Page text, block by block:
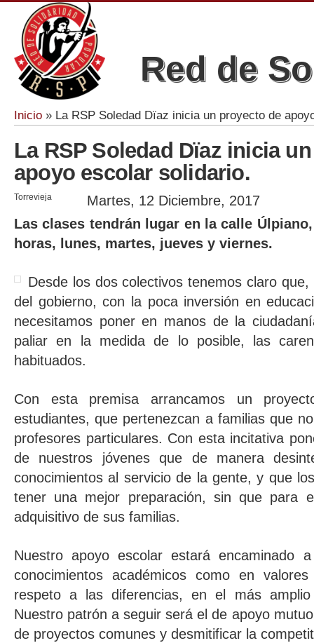
Red de
Se encuentra usted aquí
Inicio » La RSP Soledad Dïaz inicia un proyecto de
La RSP Soledad Dïaz inicia
apoyo escolar solidario.
Torrevieja
Martes, 12 Diciembre, 2017
Las clases tendrán lugar en la calle
horas, lunes, martes, jueves y viernes.
Desde los dos colectivos tenemos claro
del gobierno, con la poca inversión en
necesitamos poner en manos de la
paliar en la medida de lo posible, las
habituados.
Con esta premisa arrancamos un
estudiantes, que pertenezcan a familias que
profesores particulares. Con esta incitativa
de nuestros jóvenes que de manera
conocimientos al servicio de la gente, y que
tener una mejor preparación, sin que para
adquisitivo de sus familias.
Nuestro apoyo escolar estará encaminado
conocimientos académicos como en
respeto a las diferencias, en el más
Nuestro patrón a seguir será el de apoyo
de proyectos comunes y desmitificar la